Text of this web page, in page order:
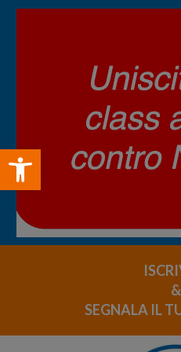
Open toolbar
&
SEGNALA IL